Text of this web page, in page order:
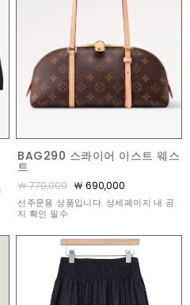
BAG290 스콰이어 이스트 웨스
트
￦ 770,000 ￦ 690,000
선주문용 상품입니다. 상세페이지 내 공
지 확인 필수